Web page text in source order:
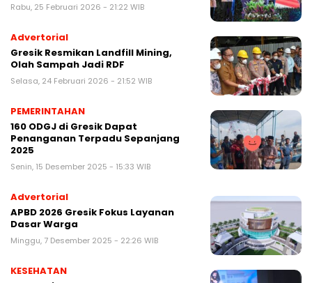
Rabu, 25 Februari 2026 - 21:22 WIB
Advertorial
Gresik Resmikan Landfill Mining,
Olah Sampah Jadi RDF
Selasa, 24 Februari 2026 - 21:52 WIB
PEMERINTAHAN
160 ODGJ di Gresik Dapat
Penanganan Terpadu Sepanjang
2025
Senin, 15 Desember 2025 - 15:33 WIB
Advertorial
APBD 2026 Gresik Fokus Layanan
Dasar Warga
Minggu, 7 Desember 2025 - 22:26 WIB
KESEHATAN